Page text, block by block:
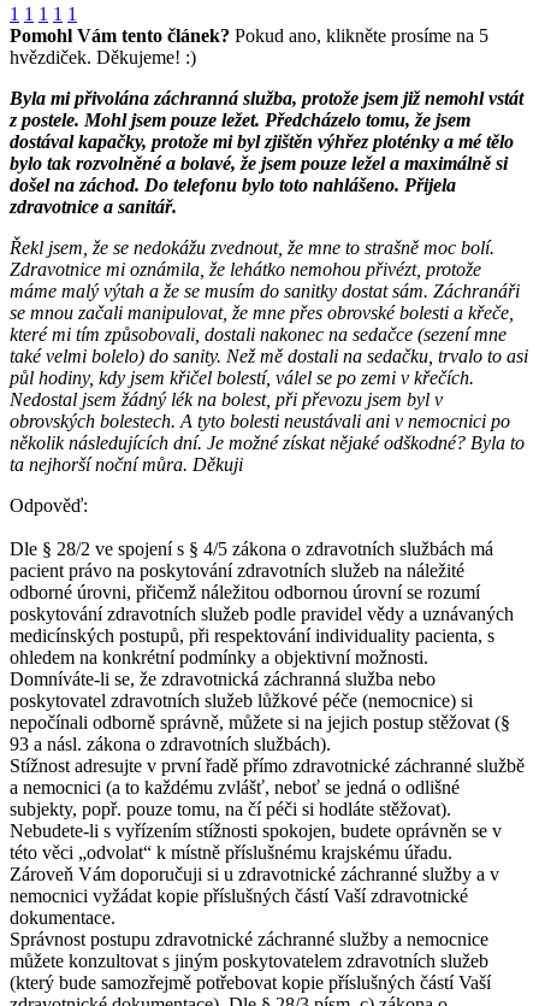
1 1 1 1 1
Pomohl Vám tento článek? Pokud ano, klikněte prosíme na 5
hvězdiček. Děkujeme! :)
Byla mi přivolána záchranná služba, protože jsem již nemohl vstát
z postele. Mohl jsem pouze ležet. Předcházelo tomu, že jsem
dostával kapačky, protože mi byl zjištěn výhřez ploténky a mé tělo
bylo tak rozvolněné a bolavé, že jsem pouze ležel a maximálně si
došel na záchod. Do telefonu bylo toto nahlášeno. Přijela
zdravotnice a sanitář.
Řekl jsem, že se nedokážu zvednout, že mne to strašně moc bolí.
Zdravotnice mi oznámila, že lehátko nemohou přivézt, protože
máme malý výtah a že se musím do sanitky dostat sám. Záchranáři
se mnou začali manipulovat, že mne přes obrovské bolesti a křeče,
které mi tím způsobovali, dostali nakonec na sedačce (sezení mne
také velmi bolelo) do sanity. Než mě dostali na sedačku, trvalo to asi
půl hodiny, kdy jsem křičel bolestí, válel se po zemi v křečích.
Nedostal jsem žádný lék na bolest, při převozu jsem byl v
obrovských bolestech. A tyto bolesti neustávali ani v nemocnici po
několik následujících dní. Je možné získat nějaké odškodné? Byla to
ta nejhorší noční můra. Děkuji
Odpověď:
Dle § 28/2 ve spojení s § 4/5 zákona o zdravotních službách má
pacient právo na poskytování zdravotních služeb na náležité
odborné úrovni, přičemž náležitou odbornou úrovní se rozumí
poskytování zdravotních služeb podle pravidel vědy a uznávaných
medicínských postupů, při respektování individuality pacienta, s
ohledem na konkrétní podmínky a objektivní možnosti.
Domníváte-li se, že zdravotnická záchranná služba nebo
poskytovatel zdravotních služeb lůžkové péče (nemocnice) si
nepočínali odborně správně, můžete si na jejich postup stěžovat (§
93 a násl. zákona o zdravotních službách).
Stížnost adresujte v první řadě přímo zdravotnické záchranné službě
a nemocnici (a to každému zvlášť, neboť se jedná o odlišné
subjekty, popř. pouze tomu, na čí péči si hodláte stěžovat).
Nebudete-li s vyřízením stížnosti spokojen, budete oprávněn se v
této věci „odvolat“ k místně příslušnému krajskému úřadu.
Zároveň Vám doporučuji si u zdravotnické záchranné služby a v
nemocnici vyžádat kopie příslušných částí Vaší zdravotnické
dokumentace.
Správnost postupu zdravotnické záchranné služby a nemocnice
můžete konzultovat s jiným poskytovatelem zdravotních služeb
(který bude samozřejmě potřebovat kopie příslušných částí Vaší